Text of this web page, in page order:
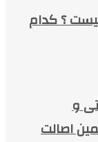
؟ کدام
و
اصالت